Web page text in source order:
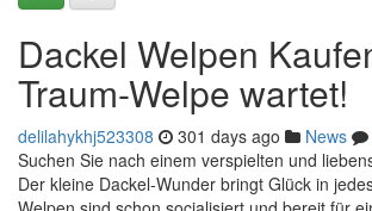
Dackel Welpen
Traum-Welpe wartet!
delilahykhj523308 301 days ago News
Suchen Sie nach einem verspielten und
Der kleine Dackel-Wunder bringt Glück in